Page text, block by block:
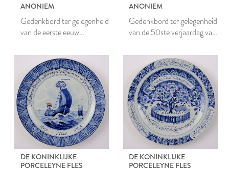
ANONIEM
Gedenkbord ter gelegenheid
van de eerste eeuw
ANONIEM
Gedenkbord ter gelegenheid
van de 50ste verjaardag van
DE KONINKLIJKE
PORCELEYNE FLES
DE KONINKLIJKE
PORCELEYNE FLES